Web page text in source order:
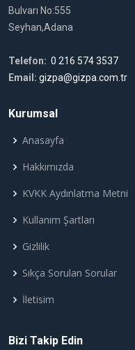
Bulvarı No:555
Seyhan,Adana
Telefon: 0 216 574 3537
Email: gizpa@gizpa.com.tr
Kurumsal
Anasayfa
Hakkımızda
KVKK Aydınlatma Metni
Kullanım Şartları
Gizlilik
Sıkça Sorulan Sorular
İletisim
Bizi Takip Edin